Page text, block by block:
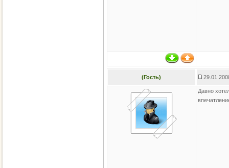
(Гость)
Давно